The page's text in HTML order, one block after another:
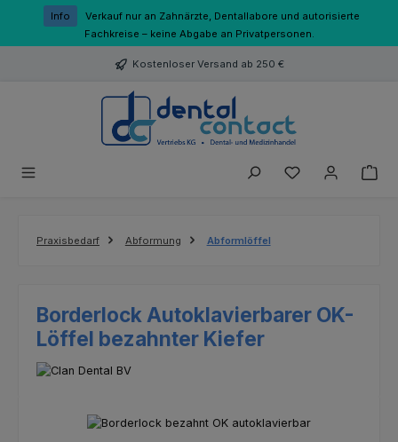
Zum Hauptinhalt springen
Info
Verkauf nur an Zahnärzte, Dentallabore und autorisierte
Fachkreise – keine Abgabe an Privatpersonen.
Kostenloser Versand ab 250 €
Du hast 0
Praxisbedarf Abformung Abformlöffel
Borderlock Autoklavierbarer OK-
Löffel bezahnter Kiefer
Bildergalerie überspringen